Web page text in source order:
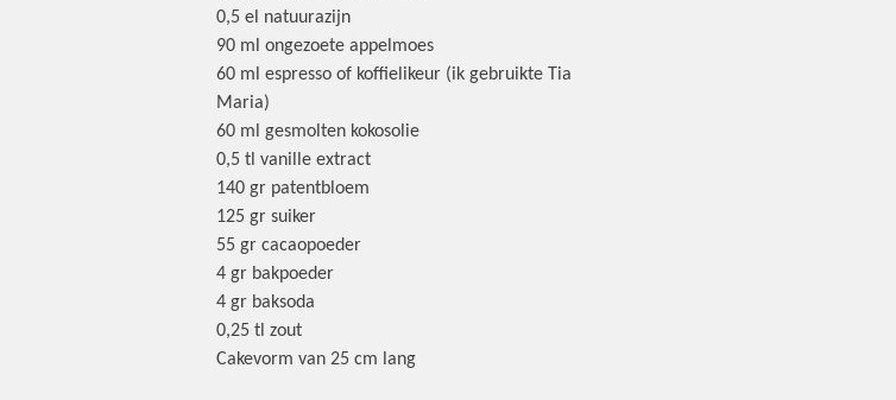
0,5 el natuurazijn
90 ml ongezoete appelmoes
60 ml espresso of koffielikeur (ik gebruikte Tia
Maria)
60 ml gesmolten kokosolie
0,5 tl vanille extract
140 gr patentbloem
125 gr suiker
55 gr cacaopoeder
4 gr bakpoeder
4 gr baksoda
0,25 tl zout
Cakevorm van 25 cm lang